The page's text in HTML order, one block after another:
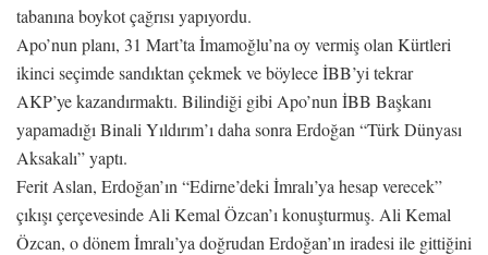
tabanına boykot çağrısı yapıyordu.
Apo’nun planı, 31 Mart’ta İmamoğlu’na oy vermiş olan Kürtleri
ikinci seçimde sandıktan çekmek ve böylece İBB’yi tekrar
AKP’ye kazandırmaktı. Bilindiği gibi Apo’nun İBB Başkanı
yapamadığı Binali Yıldırım’ı daha sonra Erdoğan “Türk Dünyası
Aksakalı” yaptı.
Ferit Aslan, Erdoğan’ın “Edirne’deki İmralı’ya hesap verecek”
çıkışı çerçevesinde Ali Kemal Özcan’ı konuşturmuş. Ali Kemal
Özcan, o dönem İmralı’ya doğrudan Erdoğan’ın iradesi ile gittiğini